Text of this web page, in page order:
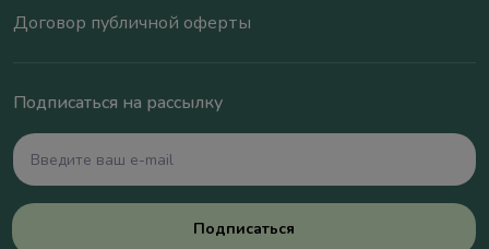
Договор публичной оферты
Подписаться на рассылку
Подписаться